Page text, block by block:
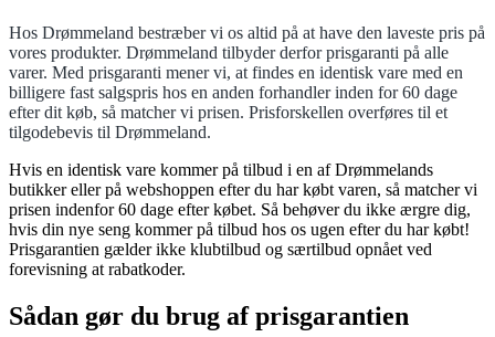
Hos Drømmeland bestræber vi os altid på at have den laveste pris på
vores produkter. Drømmeland tilbyder derfor prisgaranti på alle
varer. Med prisgaranti mener vi, at findes en identisk vare med en
billigere fast salgspris hos en anden forhandler inden for 60 dage
efter dit køb, så matcher vi prisen. Prisforskellen overføres til et
tilgodebevis til Drømmeland.
Hvis en identisk vare kommer på tilbud i en af Drømmelands
butikker eller på webshoppen efter du har købt varen, så matcher vi
prisen indenfor 60 dage efter købet. Så behøver du ikke ærgre dig,
hvis din nye seng kommer på tilbud hos os ugen efter du har købt!
Prisgarantien gælder ikke klubtilbud og særtilbud opnået ved
forevisning at rabatkoder.
Sådan gør du brug af prisgarantien